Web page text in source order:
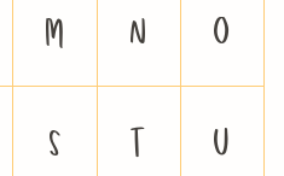
M N
O
S T
U